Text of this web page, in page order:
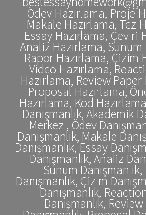
Ödev Hazırlama, Proje
Makale Hazırlama, Tez
Essay Hazırlama, Çeviri
Analiz Hazırlama, Sunum
Rapor Hazırlama, Çizim
Video Hazırlama,
Hazırlama, Review Paper
Proposal Hazırlama,
Hazırlama, Kod
Danışmanlık, Akademik
Merkezi, Ödev
Danışmanlık, Makale
Danışmanlık, Essay
Danışmanlık, Analiz
Sunum
Danışmanlık, Çizim
Danışmanlık,
Danışmanlık,